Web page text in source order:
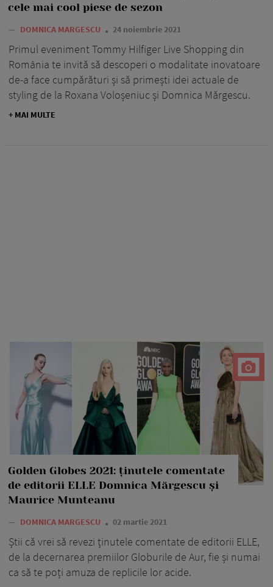
cele mai cool piese de sezon
— DOMNICA MARGESCU 24 noiembrie 2021
Primul eveniment Tommy Hilfiger Live Shopping din
România te invită să descoperi o modalitate inovatoare
de-a face cumpărături și să primești idei actuale de
styling de la Roxana Voloșeniuc și Domnica Mărgescu.
+ MAI MULTE
Golden Globes 2021: ținutele comentate
de editorii ELLE Domnica Mărgescu și
Maurice Munteanu
— DOMNICA MARGESCU 02 martie 2021
Știi că vrei să revezi ținutele comentate de editorii ELLE,
de la decernarea premiilor Globurile de Aur, fie și numai
ca să te poți amuza de replicile lor acide.